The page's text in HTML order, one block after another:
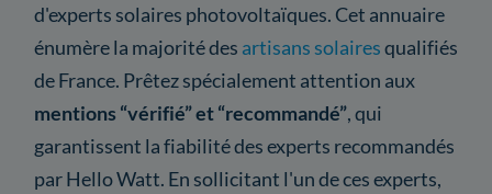
d'experts solaires photovoltaïques. Cet annuaire
énumère la majorité des artisans solairesqualifiés
de France. Prêtez spécialement attention aux
mentions “vérifié” et “recommandé”, qui
garantissent la fiabilité des experts recommandés
par Hello Watt. En sollicitant l'un de ces experts,